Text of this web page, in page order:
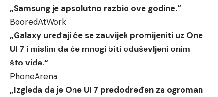
„Samsung je apsolutno razbio ove godine.“
BooredAtWork
„Galaxy uređaji će se zauvijek promijeniti uz One
UI 7 i mislim da će mnogi biti oduševljeni onim
što vide.“
PhoneArena
„Izgleda da je One UI 7 predodređen za ogroman